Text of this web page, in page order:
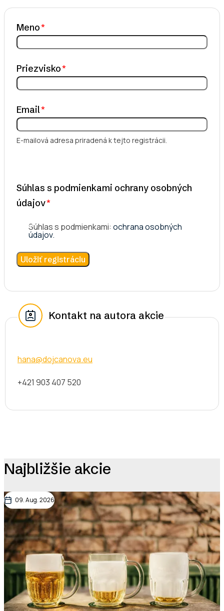
Meno
Priezvisko
Email
E-mailová adresa priradená k tejto registrácii.
Súhlas s podmienkami ochrany osobných
údajov
Súhlas s podmienkami: ochrana osobných
údajov.
Kontakt na autora akcie
hana@dojcanova.eu
+421 903 407 520
Najbližšie akcie
09. Aug. 2026